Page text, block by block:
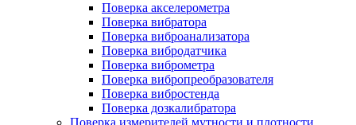
Поверка акселерометра
Поверка вибратора
Поверка виброанализатора
Поверка вибродатчика
Поверка виброметра
Поверка вибропреобразователя
Поверка вибростенда
Поверка дозкалибратора
Поверка измерителей мутности и плотности